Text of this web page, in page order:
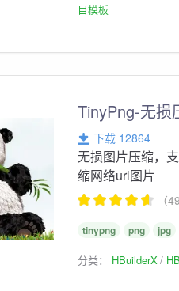
目模板
TinyPng-无损
下载 12864
无损图片压缩，
缩网络url图片
（
tinypng png jpg
分类： HBuilderX